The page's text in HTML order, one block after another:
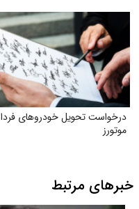
درخواست تحویل خودروهای فردا
موتورز
خبرهای مرتبط